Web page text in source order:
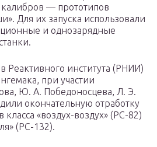
— прототипов
Для их запуска использовали
и однозарядные
Реактивного института (РНИИ)
при участии
Ю. А. Победоносцева, Л. Э.
окончательную отработку
«воздух-воздух» (РС-82)
(РС-132).